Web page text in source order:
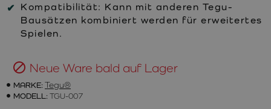
Kompatibilität: Kann mit anderen Tegu-
Bausätzen kombiniert werden für erweitertes
Spielen.
Neue Ware bald auf Lager
MARKE: Tegu®
MODELL: TGU-007